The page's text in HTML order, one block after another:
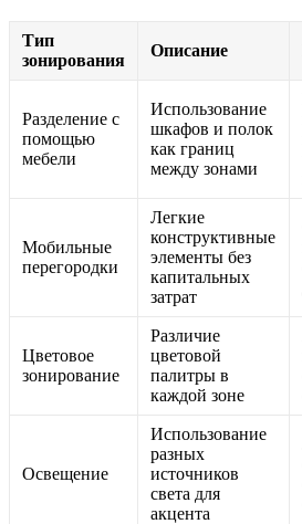
Тип
зонирования
Описание
Разделение с
помощью
мебели
Использование
шкафов и полок
как границ
между зонами
Мобильные
перегородки
Легкие
конструктивные
элементы без
капитальных
затрат
Цветовое
зонирование
Различие
цветовой
палитры в
каждой зоне
Освещение
Использование
разных
источников
света для
акцента